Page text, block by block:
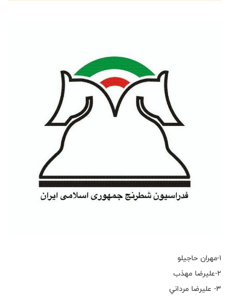
۱-مهران حاجيلو
٢-عليرضا مهذب
٣- عليرضا مرداني